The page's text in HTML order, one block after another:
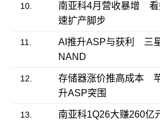
10.
南亚科4月营收暴增 看
速扩产脚步
11.
AI推升ASP与获利 三
NAND
12.
存储器涨价推高成本
升ASP突围
13.
南亚科1Q26大赚260